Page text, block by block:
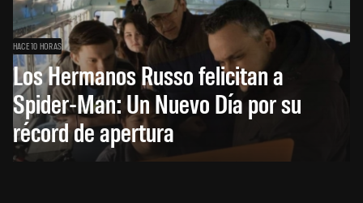
HACE 10 HORAS
Los Hermanos Russo felicitan a
Spider-Man: Un Nuevo Día por su
récord de apertura